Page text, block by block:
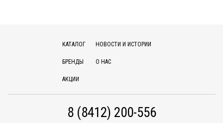
КАТАЛОГ
БРЕНДЫ
АКЦИИ
НОВОСТИ И ИСТОРИИ
О НАС
8 (8412) 200-556